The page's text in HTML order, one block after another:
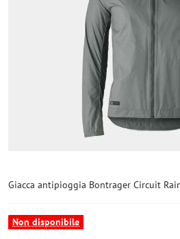
Giacca antipioggia Bontrager Circuit
Non disponibile